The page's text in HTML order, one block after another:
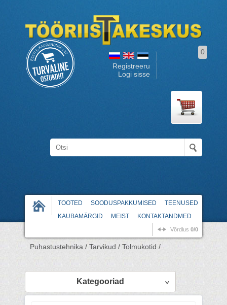
Registreeru
Logi sisse
0
TOOTED SOODUSPAKKUMISED
TEENUSED
KAUBAMÄRGID
MEIST KONTAKTANDMED
Võrdlus 0/0
Puhastustehnika / Tarvikud / Tolmukotid /
Kategooriad